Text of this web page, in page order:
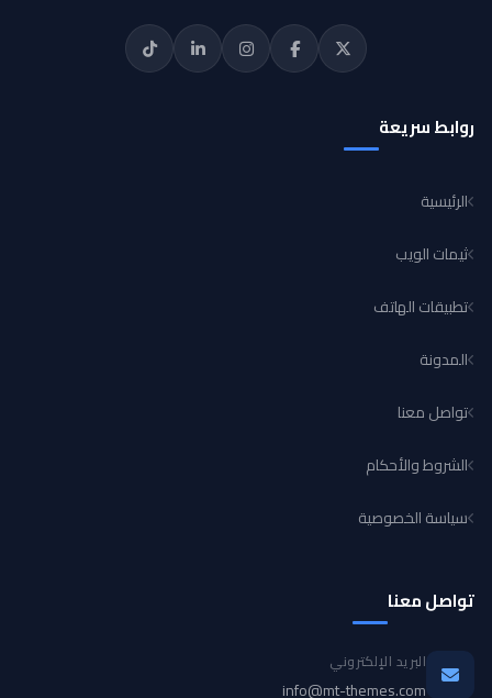
روابط سريعة
الرئيسية
ثيمات الويب
تطبيقات الهاتف
المدونة
تواصل معنا
الشروط والأحكام
سياسة الخصوصية
تواصل معنا
البريد الإلكتروني
info@mt-themes.com